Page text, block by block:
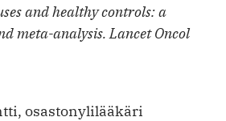
and healthy controls: a
meta-analysis. Lancet Oncol
osastonylilääkäri